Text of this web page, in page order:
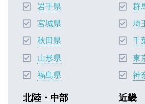
岩手県
宮城県
秋田県
山形県
福島県
群
埼
千
東
神
北陸・中部 近畿